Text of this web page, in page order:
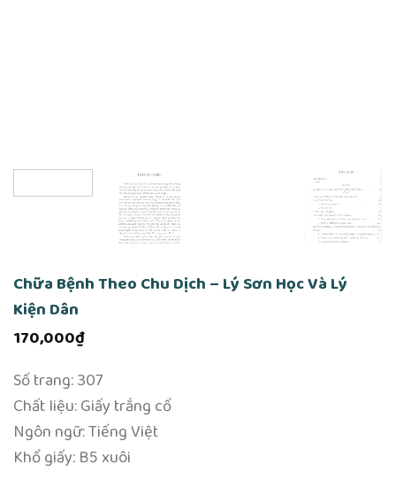
Chữa Bệnh Theo Chu Dịch – Lý Sơn Học Và Lý
Kiện Dân
170,000₫
Số trang: 307
Chất liệu: Giấy trắng cổ
Ngôn ngữ: Tiếng Việt
Khổ giấy: B5 xuôi